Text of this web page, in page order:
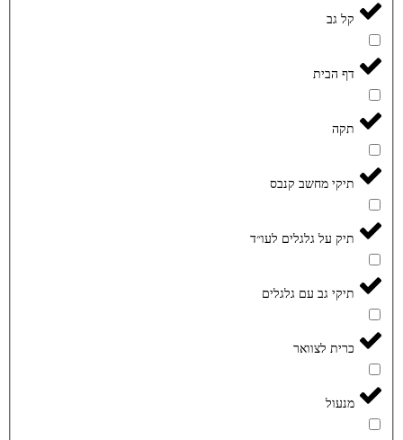
קל גב
דף הבית
תקה
תיקי מחשב קנבס
תיק על גלגלים לעו״ד
תיקי גב עם גלגלים
כרית לצוואר
מנעול